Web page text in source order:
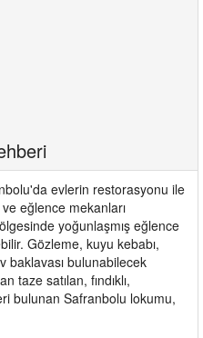
evlerin restorasyonu ile
eğlence mekanları
yoğunlaşmış eğlence
Gözleme, kuyu kebabı,
baklavası bulunabilecek
taze satılan, fındıklı,
bulunan Safranbolu lokumu,